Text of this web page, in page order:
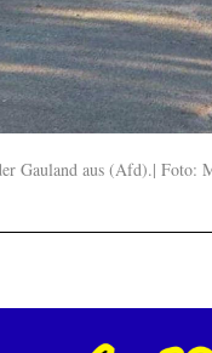
Gauland aus (Afd).| Foto: